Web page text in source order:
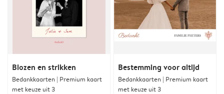
Blozen en strikken
Bedankkaarten | Premium kaart
met keuze uit 3
Bestemming voor altijd
Bedankkaarten | Premium kaart
met keuze uit 3